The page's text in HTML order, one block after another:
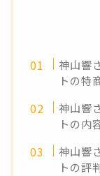
神山響
トの特
神山響
トの内
神山響
トの評